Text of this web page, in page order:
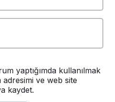
yaptığımda kullanılmak
adresimi ve web site
kaydet.